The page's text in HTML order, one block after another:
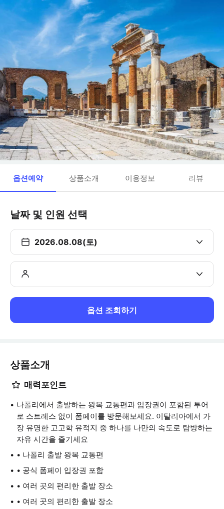
옵션예약 상품소개 이용정보 리뷰
날짜 및 인원 선택
2026.08.08(토)
옵션 조회하기
상품소개
매력포인트
나폴리에서 출발하는 왕복 교통편과 입장권이 포함된 투어
로 스트레스 없이 폼페이를 방문해보세요. 이탈리아에서 가
장 유명한 고고학 유적지 중 하나를 나만의 속도로 탐방하는
자유 시간을 즐기세요
• 나폴리 출발 왕복 교통편
• 공식 폼페이 입장권 포함
• 여러 곳의 편리한 출발 장소
• 여러 곳의 편리한 출발 장소